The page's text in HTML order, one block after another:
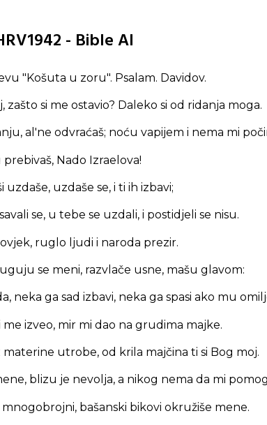
- Bible AI
"Košuta u zoru". Psalam. Davidov.
zašto si me ostavio? Daleko si od ridanja moga.
al'ne odvraćaš; noću vapijem i nema mi
Nado Izraelova!
uzdaše, uzdaše se, i ti ih izbavi;
se, u tebe se uzdali, i postidjeli se nisu.
ruglo ljudi i naroda prezir.
se meni, razvlače usne, mašu glavom:
neka ga sad izbavi, neka ga spasi ako mu
me izveo, mir mi dao na grudima majke.
materine utrobe, od krila majčina ti si Bog moj.
blizu je nevolja, a nikog nema da mi
bašanski bikovi okružiše mene.